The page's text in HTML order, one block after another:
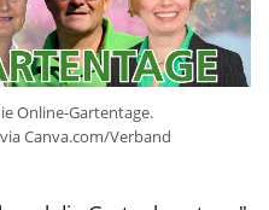
Online-Gartentage.
Canva.com/Verband